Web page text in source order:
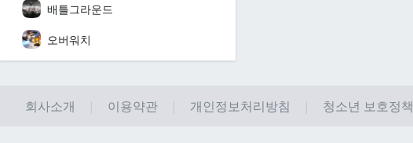
배틀그라운드
오버워치
회사소개 이용약관 개인정보처리방침 청소년 보호정책